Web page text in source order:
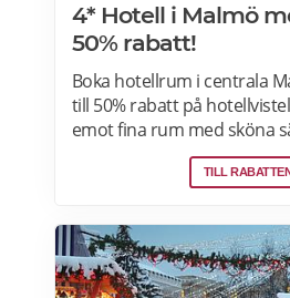
4* Hotell i Malmö
50% rabatt!
Boka hotellrum i centrala
till 50% rabatt på
emot fina rum med sköna
härlig frukostbuffé och njut
staden har att erbjuda! Läs
Malmö här.
TILL RABATTEN